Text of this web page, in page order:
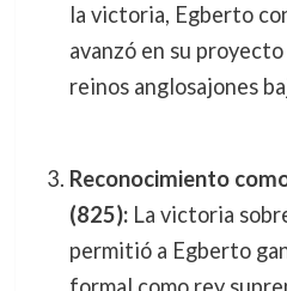
la victoria, Egberto
avanzó en su
reinos anglosajones
Reconocimiento
(825):La victoria
permitió a Egberto